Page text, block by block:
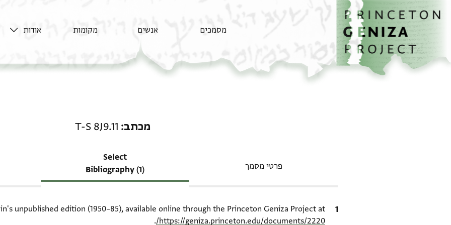
דילוג לתוכן
דף הבית
מסמכים אנשים מקומות אודות
מכתב T-S 8J9.11
פרטי מסמך
Select
Bibliography (1)
ציטוט
unpublished edition (1950–85), available online through the Princeton Geniza Project at
https://geniza.princeton.edu/documents/2220/
.